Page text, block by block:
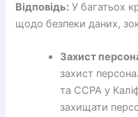
Відповідь: У багатьох
щодо безпеки даних,
Захист
захист
та CCPA у
захищати